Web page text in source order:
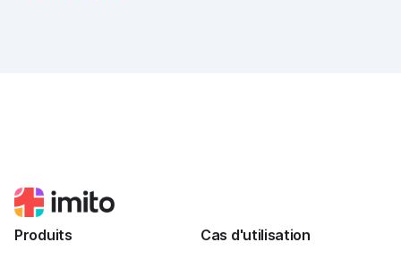
Produits Cas d'utilisation